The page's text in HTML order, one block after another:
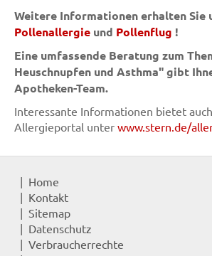
Weitere Informationen erhalten Sie
Pollenallergie und Pollenflug !
Eine umfassende Beratung zum
Heuschnupfen und Asthma" gibt
Apotheken-Team.
Interessante Informationen bietet
Allergieportal unter www.stern.de/
Home
Kontakt
Sitemap
Datenschutz
Verbraucherrechte